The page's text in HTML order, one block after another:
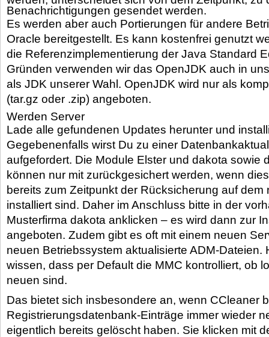
Benachrichtigungen gesendet werden.
Es werden aber auch Portierungen für andere
Oracle bereitgestellt. Es kann kostenfrei genutzt
die Referenzimplementierung der Java Standard
Gründen verwenden wir das OpenJDK auch in
als JDK unserer Wahl. OpenJDK wird nur als
(tar.gz oder .zip) angeboten.
Werden Server
Lade alle gefundenen Updates herunter und
Gegebenenfalls wirst Du zu einer
aufgefordert. Die Module Elster und dakota sowie
können nur mit zurückgesichert werden, wenn
bereits zum Zeitpunkt der Rücksicherung auf dem
installiert sind. Daher im Anschluss bitte in der
Musterfirma dakota anklicken – es wird dann zur
angeboten. Zudem gibt es oft mit einem neuen
neuen Betriebssystem aktualisierte ADM-Dateien.
wissen, dass per Default die MMC kontrolliert, ob
neuen sind.
Das bietet sich insbesondere an, wenn CCleaner
Registrierungsdatenbank-Einträge immer wieder
eigentlich bereits gelöscht haben. Sie klicken mit